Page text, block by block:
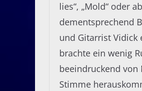
lies“, „Mold“ oder
dementsprechend
und Gitarrist Vidick
brachte ein wenig
beeindruckend von
Stimme